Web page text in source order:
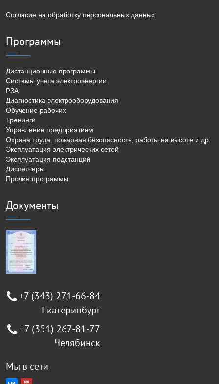
Согласие на обработку персональных данных
Программы
Дистанционные программы
Системы учёта электроэнергии
РЗА
Диагностика электрооборудования
Обучение рабочих
Тренинги
Управление предприятием
Охрана труда, пожарная безопасность, работы на высоте и др.
Эксплуатация электрических сетей
Эксплуатация подстанций
Диспетчеры
Прочие программы
Документы
+7 (343) 271-66-84
Екатеринбург
+7 (351) 267-81-77
Челябинск
Мы в сети